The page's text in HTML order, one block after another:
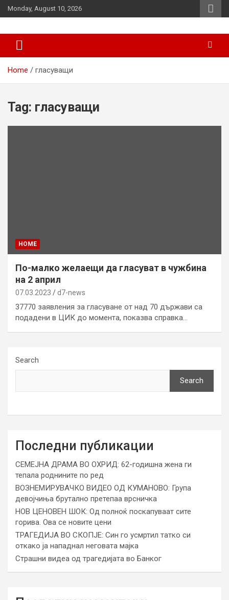
Skip
to
Monday, August 10, 2026
d7-news.com
Home гласуващи
Tag: гласуващи
HOME
По-малко желаещи да гласуват в чужбина
на 2 април
07.03.2023 d7-news
37770 заявления за гласуване от над 70 държави са
подадени в ЦИК до момента, показва справка…
Search
Search
Последни публикации
СЕМЕЈНА ДРАМА ВО ОХРИД: 62-годишна жена ги
тепала роднините по ред
ВОЗНЕМИРУВАЧКО ВИДЕО ОД КУМАНОВО: Група
девојчиња брутално претепаа врсничка
НОВ ЦЕНОВЕН ШОК: Од полноќ поскапуваат сите
горива. Ова се новите цени
ТРАГЕДИЈА ВО СКОПЈЕ: Син го усмртил татко си
откако ја нападнал неговата мајка
Страшни видеа од трагедијата во Банког